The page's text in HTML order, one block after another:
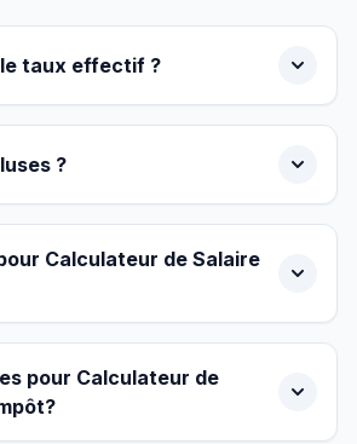
taux effectif ?
?
Calculateur de Salaire
pour Calculateur de